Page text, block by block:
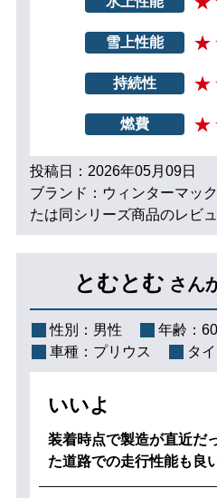
雪上性能
持続性
燃費
投稿日：2026年05月09日
ブランド：ウィンターマッ
たは同シリーズ商品のレビ
とむとむ さん
性別： 男性 年齢：
車種： プリウス タ
いいよ
装着時点で製造が直近だ
た道路での走行性能も良